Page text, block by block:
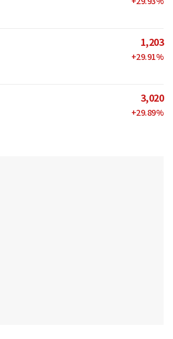
1,203
+29.91%
3,020
+29.89%